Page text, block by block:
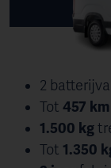
2
Tot457 km
1.500 kg
Tot 1.350